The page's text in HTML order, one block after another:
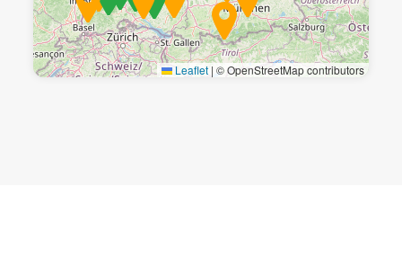
Leaflet | © OpenStreetMap contributors